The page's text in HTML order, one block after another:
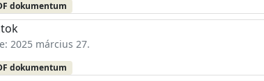
dokumentum
2025 március 27.
dokumentum